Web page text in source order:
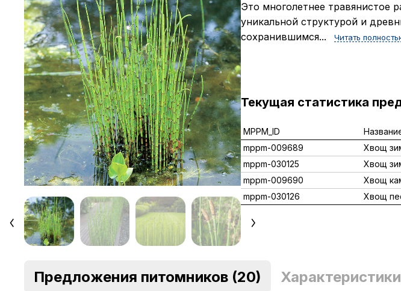
Это многолетнее травянистое
уникальной структурой и
сохранившимся...
Читать
Текущая статистика
MPPM_ID
mppm-009689
Хвощ
mppm-030125
Хвощ
mppm-009690
Хвощ
mppm-030126
Хвощ
Предложения питомников (20) Характеристики